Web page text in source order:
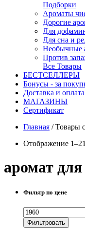
Подборки
Ароматы
Дорогие
Для
Для сна и
Необычные
Против
Все Товары
БЕСТСЕЛЛЕРЫ
Бонусы - за
Доставка и оплата
МАГАЗИНЫ
Cертификат
Главная /Товары
Отображение 1–21
аромат
Фильтр по цене
Фильтровать